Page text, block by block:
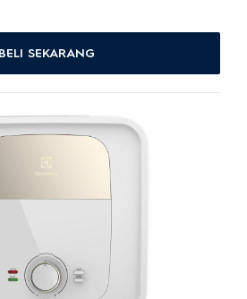
BELI SEKARANG